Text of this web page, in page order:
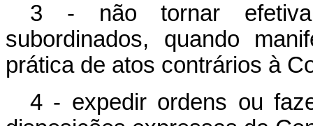
3 - não tornar efetiva
subordinados, quando
prática de atos contrários à
4 - expedir ordens ou